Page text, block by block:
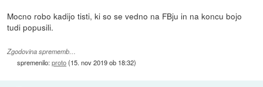
Mocno robo kadijo tisti, ki so se vedno na FBju in na koncu bojo
tudi popusili.
Zgodovina sprememb…
spremenilo:proto(15. nov 2019 ob 18:32)